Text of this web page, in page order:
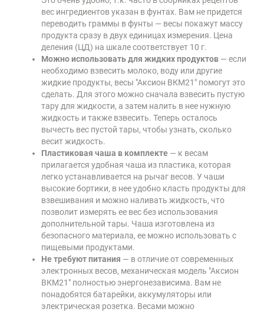
вес ингредиентов указан в фунтах. Вам не придется
переводить граммы в фунты — весы покажут массу
продукта сразу в двух единицах измерения. Цена
деления (ЦД) на шкале соответствует 10 г.
Можно использовать для жидких продуктов — если
необходимо взвесить молоко, воду или другие
жидкие продукты, весы "Аксион ВКМ21" помогут это
сделать. Для этого можно сначала взвесить пустую
тару для жидкости, а затем налить в нее нужную
жидкость и также взвесить. Теперь осталось
вычесть вес пустой тары, чтобы узнать, сколько
весит жидкость.
Пластиковая чаша в комплекте — к весам
прилагается удобная чаша из пластика, которая
легко устанавливается на рычаг весов. У чаши
высокие бортики, в нее удобно класть продукты для
взвешивания и можно наливать жидкость, что
позволит измерять ее вес без использования
дополнительной тары. Чаша изготовлена из
безопасного материала, ее можно использовать с
пищевыми продуктами.
Не требуют питания — в отличие от современных
электронных весов, механическая модель "Аксион
ВКМ21" полностью энергонезависима. Вам не
понадобятся батарейки, аккумуляторы или
электрическая розетка. Весами можно